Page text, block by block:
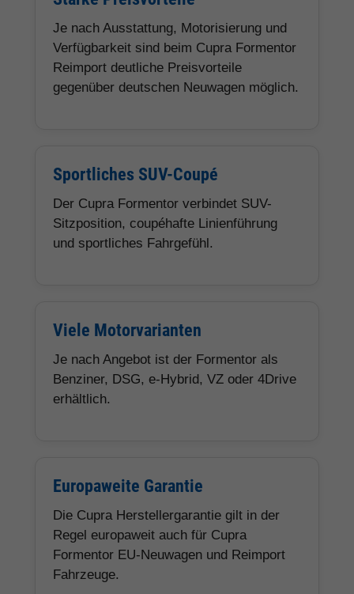
Je nach Ausstattung, Motorisierung und
Verfügbarkeit sind beim Cupra Formentor
Reimport deutliche Preisvorteile
gegenüber deutschen Neuwagen möglich.
Sportliches SUV-Coupé
Der Cupra Formentor verbindet SUV-
Sitzposition, coupéhafte Linienführung
und sportliches Fahrgefühl.
Viele Motorvarianten
Je nach Angebot ist der Formentor als
Benziner, DSG, e-Hybrid, VZ oder 4Drive
erhältlich.
Europaweite Garantie
Die Cupra Herstellergarantie gilt in der
Regel europaweit auch für Cupra
Formentor EU-Neuwagen und Reimport
Fahrzeuge.